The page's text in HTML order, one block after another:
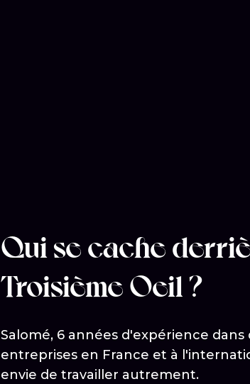
Qui se cache
Troisième Oeil ?
Salomé, 6 années d'expérience dans
entreprises en France et à
envie de travailler autrement.